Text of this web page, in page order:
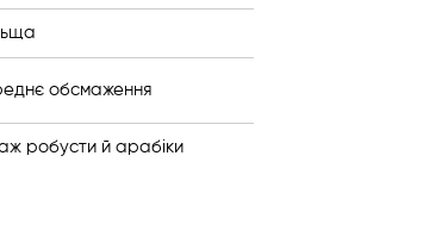
обсмаження
робусти й арабіки